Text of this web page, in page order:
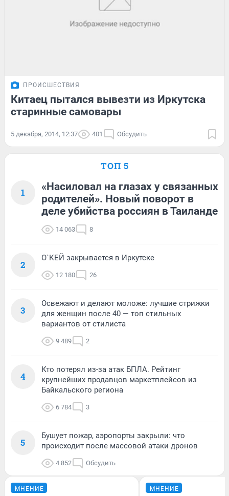
ПРОИСШЕСТВИЯ
Китаец пытался вывезти из Иркутска
старинные самовары
5 декабря, 2014, 12:37 401 Обсудить
ТОП 5
1
«Насиловал на глазах у связанных
родителей». Новый поворот в
деле убийства россиян в Таиланде
14 063 8
2
О`КЕЙ закрывается в Иркутске
12 180 26
3
Освежают и делают моложе: лучшие стрижки
для женщин после 40 — топ стильных
вариантов от стилиста
9 489 2
4
Кто потерял из-за атак БПЛА. Рейтинг
крупнейших продавцов маркетплейсов из
Байкальского региона
6 784 3
5
Бушует пожар, аэропорты закрыли: что
происходит после массовой атаки дронов
4 852 Обсудить
МНЕНИЕ МНЕНИЕ